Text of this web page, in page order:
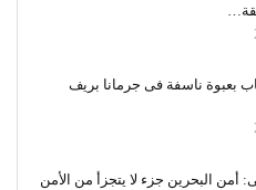
بعبوة ناسفة فى جرمانا بريف
أمن البحرين جزء لا يتجزأ من الأمن